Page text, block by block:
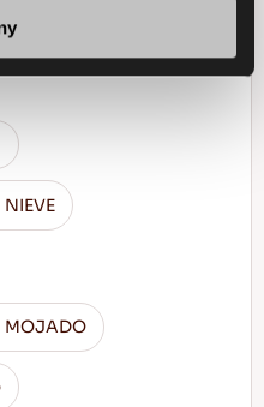
segura para
MOJADO